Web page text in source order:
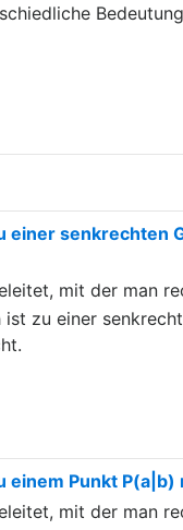
einer senkrechten
mit der man
zu einer
einem Punkt P(a|b)
mit der man